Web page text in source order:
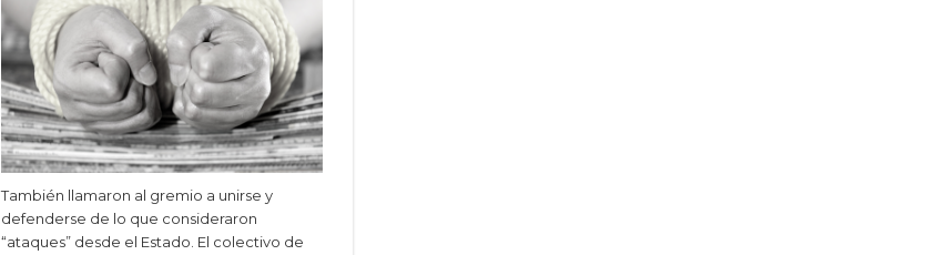
También llamaron al gremio a unirse y
defenderse de lo que consideraron
“ataques” desde el Estado. El colectivo de